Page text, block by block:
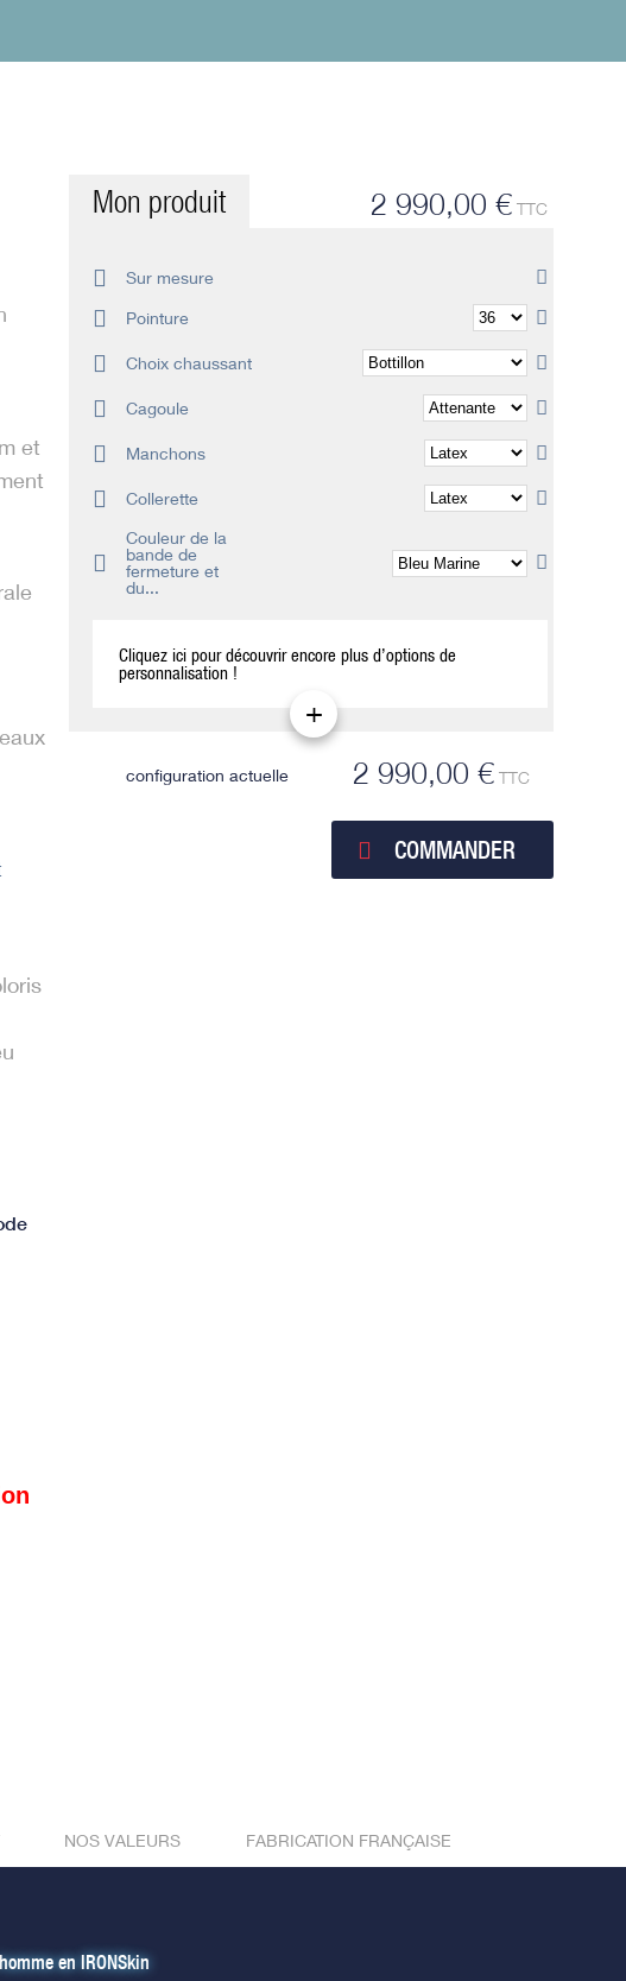
et
Mon produit 2 990,00 €TTC
Sur mesure
Pointure
Choix chaussant
Cagoule
Manchons
Collerette
Couleur de la
bande de
fermeture et
du...
Cliquez ici pour découvrir encore plus d’options de
personnalisation !
configuration actuelle 2 990,00 €TTC
COMMANDER
NOS VALEURS FABRICATION FRANÇAISE
en IRONSkin